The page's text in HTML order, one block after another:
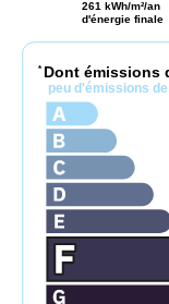
261 kWh/m²/an
d'énergie finale
* Dont émissions
peu d'émissions de